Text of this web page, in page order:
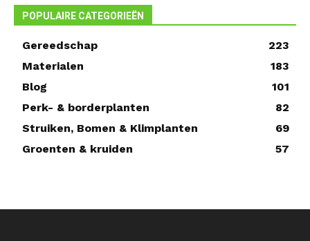
POPULAIRE CATEGORIEËN
Gereedschap
223
Materialen
183
Blog
101
Perk- & borderplanten
82
Struiken, Bomen & Klimplanten
69
Groenten & kruiden
57